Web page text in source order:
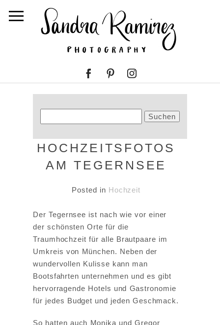
nach:
HOCHZEITSFOTOS
AM TEGERNSEE
Posted in Hochzeit
Der Tegernsee ist nach wie vor einer
der schönsten Orte für die
Traumhochzeit für alle Brautpaare im
Umkreis von München. Neben der
wundervollen Kulisse kann man
Bootsfahrten unternehmen und es gibt
hervorragende Hotels und Gastronomie
für jedes Budget und jeden Geschmack.
So hatten auch Monika und Gregor